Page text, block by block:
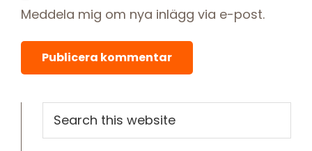
Meddela mig om nya inlägg via e-post.
Primary
Sidebar
this
website